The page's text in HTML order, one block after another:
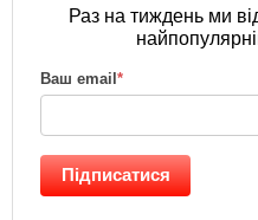
Раз на тиждень ми
Ваш email *
Підписатися